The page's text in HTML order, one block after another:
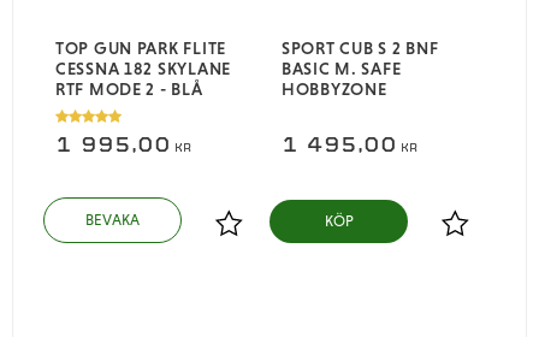
TOP GUN PARK FLITE
CESSNA 182 SKYLANE
RTF MODE 2 - BLÅ
1 995,00 KR
Lägg till i favoriter
SPORT CUB S 2 BNF
BASIC M. SAFE
HOBBYZONE
1 495,00 KR
Lägg till i
KÖP